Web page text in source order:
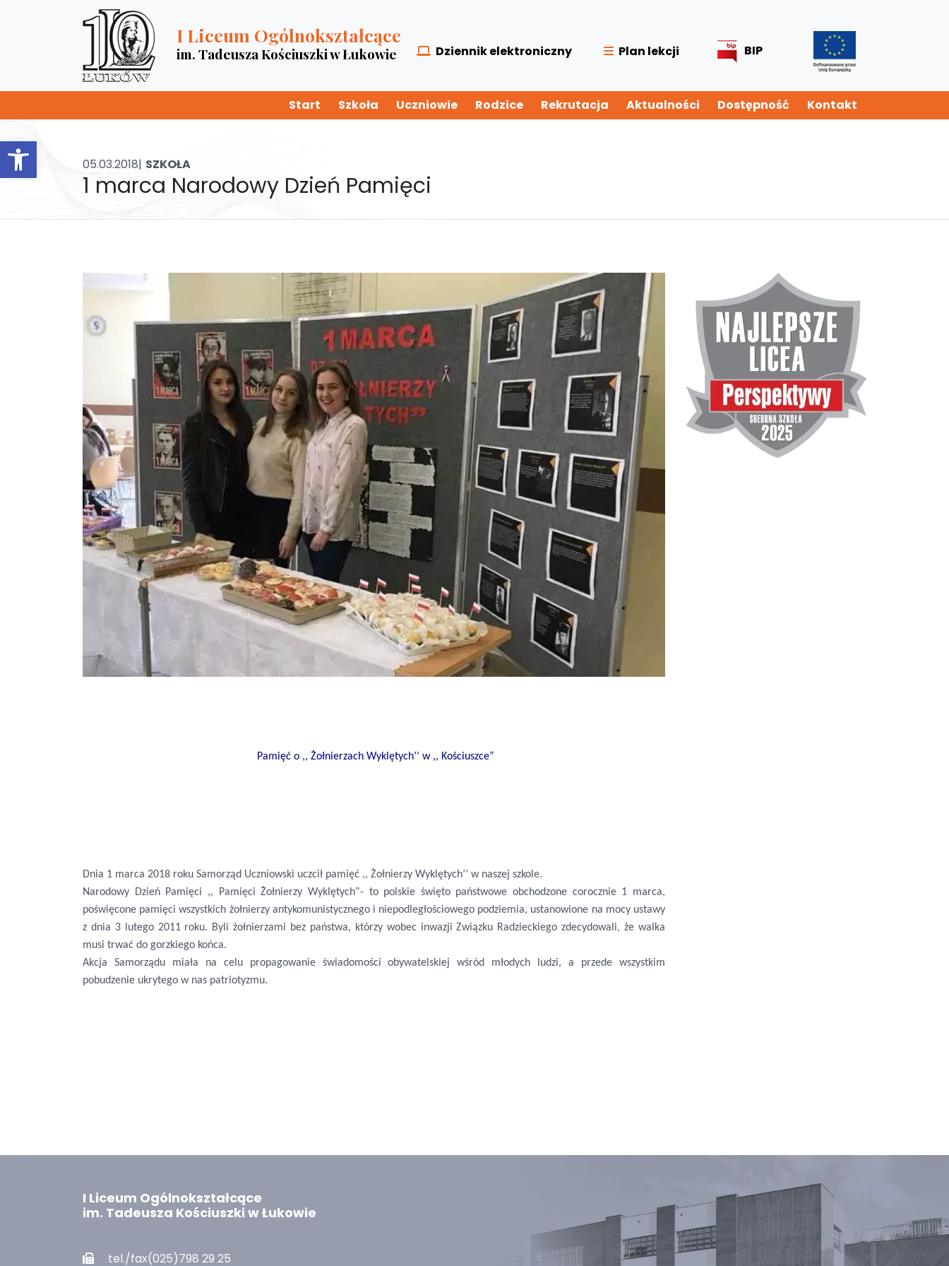
Otwórz pasek narzędzi
I Liceum Ogólnokształcące
im. Tadeusza Kościuszki w Łukowie Dziennik elektroniczny Plan lekcji BIP
Start Szkoła Uczniowie Rodzice Rekrutacja Aktualności Dostępność Kontakt
05.03.2018| SZKOŁA
1 marca Narodowy Dzień Pamięci
Pamięć o ,, Żołnierzach Wyklętych’’ w ,, Kościuszce”
Dnia 1 marca 2018 roku Samorząd Uczniowski uczcił pamięć ,, Żołnierzy Wyklętych’’ w naszej szkole.
Narodowy Dzień Pamięci ,, Pamięci Żołnierzy Wyklętych”- to polskie święto państwowe obchodzone corocznie 1 marca,
poświęcone pamięci wszystkich żołnierzy antykomunistycznego i niepodległościowego podziemia, ustanowione na mocy ustawy
z dnia 3 lutego 2011 roku. Byli żołnierzami bez państwa, którzy wobec inwazji Związku Radzieckiego zdecydowali, że walka
musi trwać do gorzkiego końca.
Akcja Samorządu miała na celu propagowanie świadomości obywatelskiej wśród młodych ludzi, a przede wszystkim
pobudzenie ukrytego w nas patriotyzmu.
I Liceum Ogólnokształcące
im. Tadeusza Kościuszki w Łukowie
tel./fax(025)798 29 25